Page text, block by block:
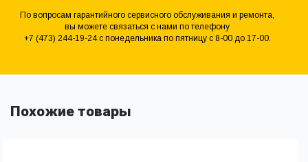
По вопросам гарантийного сервисного обслуживания и ремонта,
вы можете связаться с нами по телефону
+7 (473) 244-19-24 с понедельника по пятницу с 8-00 до 17-00.
Похожие товары